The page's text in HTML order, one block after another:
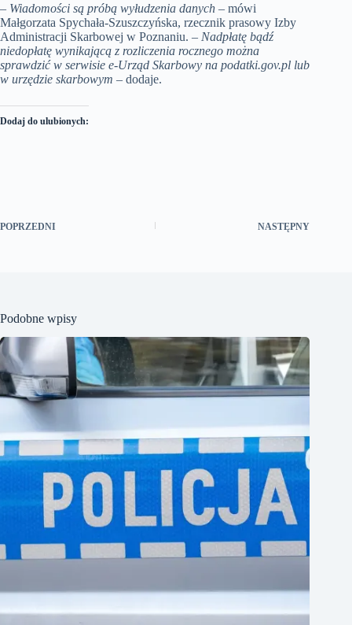
– Wiadomości są próbą wyłudzenia danych – mówi
Małgorzata Spychała-Szuszczyńska, rzecznik prasowy Izby
Administracji Skarbowej w Poznaniu. – Nadpłatę bądź
niedopłatę wynikającą z rozliczenia rocznego można
sprawdzić w serwisie e-Urząd Skarbowy na podatki.gov.pl lub
w urzędzie skarbowym – dodaje.
Dodaj do ulubionych:
POPRZEDNI NASTĘPNY
Podobne wpisy